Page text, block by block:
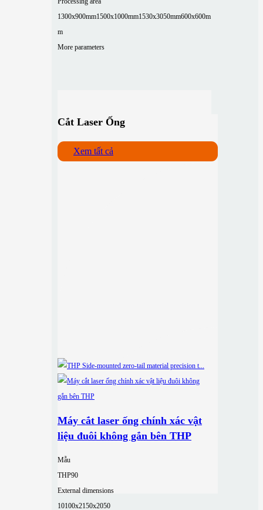
1300x900mm1500x1000mm1530x3050mm600x600m
m
More parameters
Cắt Laser Ống
Xem tất cả
Máy cắt laser ống chính xác vật
liệu đuôi không gắn bên THP
Mẫu
THP90
External dimensions
10100x2150x2050